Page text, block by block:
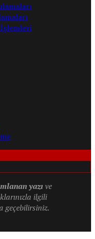
yazıve
ilgili
geçebilirsiniz.